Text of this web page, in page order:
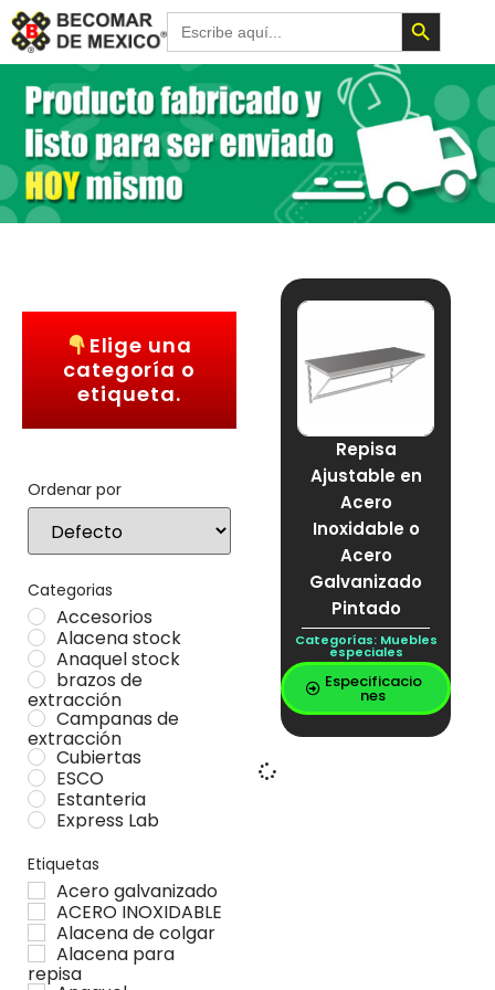
Buscar: Botón de
Elige una
categoría o
etiqueta.
Ordenar por
Sort Products
Categorias
Accesorios
Alacena stock
Anaquel stock
brazos de
extracción
Campanas de
extracción
Cubiertas
ESCO
Estanteria
Express Lab
Locker stock
Mesa Stock
Mesas
Muebles especiales
Vitrina stock
Etiquetas
Acero galvanizado
ACERO INOXIDABLE
Alacena de colgar
Alacena para
repisa
Repisa
Ajustable en
Acero
Inoxidable o
Acero
Galvanizado
Pintado
Categorías: Muebles
especiales
Especificacio
nes